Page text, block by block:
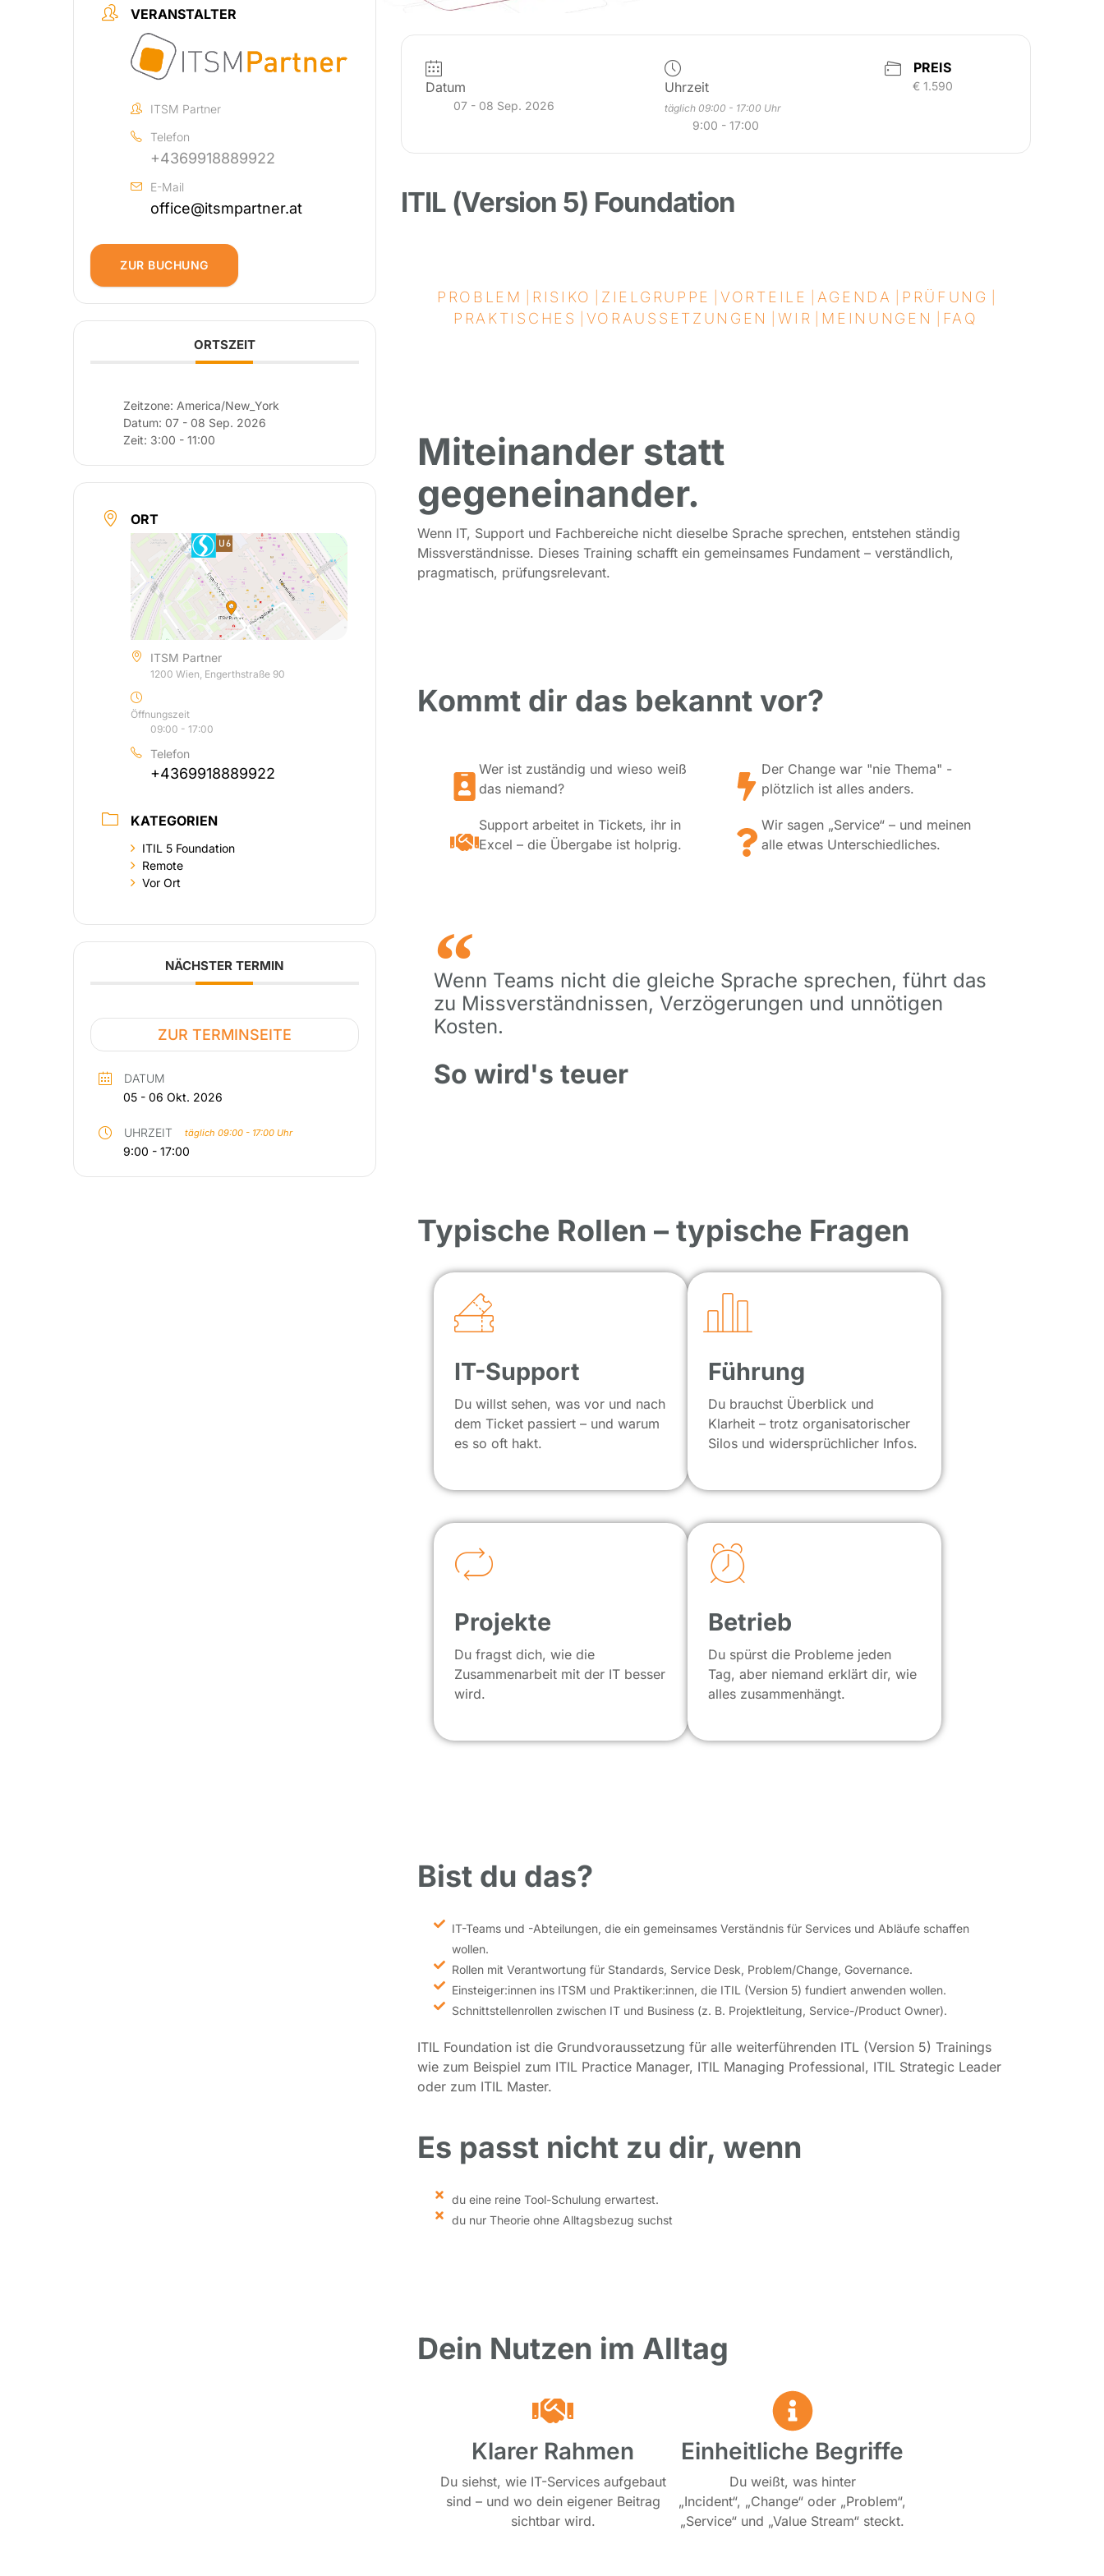
VERANSTALTER
ITSM Partner
Telefon
+4369918889922
E-Mail
office@itsmpartner.at
ZUR BUCHUNG
ORTSZEIT
Zeitzone: America/New_York
Datum: 07 - 08 Sep. 2026
Zeit: 3:00 - 11:00
ORT
ITSM Partner
1200 Wien, Engerthstraße 90
Öffnungszeit
09:00 - 17:00
Telefon
+4369918889922
KATEGORIEN
ITIL 5 Foundation
Remote
Vor Ort
NÄCHSTER TERMIN
ZUR TERMINSEITE
DATUM
05 - 06 Okt. 2026
UHRZEIT täglich 09:00 - 17:00 Uhr
9:00 - 17:00
Datum
07 - 08 Sep. 2026
Uhrzeit
täglich 09:00 - 17:00 Uhr
9:00 - 17:00
PREIS
€ 1.590
ITIL (Version 5) Foundation
PROBLEM RISIKO ZIELGRUPPE |VORTEILE AGENDA PRÜFUNG
PRAKTISCHES VORAUSSETZUNGEN |WIR MEINUNGEN FAQ
Miteinander statt
gegen­einander.
Wenn IT, Support und Fachbereiche nicht dieselbe Sprache sprechen, entstehen ständig
Missverständnisse. Dieses Training schafft ein gemeinsames Fundament – verständlich,
pragmatisch, prüfungsrelevant.
Kommt dir das bekannt vor?
Wer ist zuständig und wieso weiß
das niemand?
Support arbeitet in Tickets, ihr in
Excel – die Übergabe ist holprig.
Der Change war "nie Thema" -
plötzlich ist alles anders.
Wir sagen „Service“ – und meinen
alle etwas Unterschiedliches.
Wenn Teams nicht die gleiche Sprache sprechen, führt das
zu Missverständnissen, Verzögerungen und unnötigen
Kosten.
So wird's teuer
Typische Rollen – typische Fragen
IT-Support
Du willst sehen, was vor und nach
dem Ticket passiert – und warum
es so oft hakt.
Führung
Du brauchst Überblick und
Klarheit – trotz organisatorischer
Silos und widersprüchlicher Infos.
Projekte
Du fragst dich, wie die
Zusammenarbeit mit der IT besser
wird.
Betrieb
Du spürst die Probleme jeden
Tag, aber niemand erklärt dir, wie
alles zusammenhängt.
Bist du das?
IT-Teams und -Abteilungen, die ein gemeinsames Verständnis für Services und Abläufe schaffen
wollen.
Rollen mit Verantwortung für Standards, Service Desk, Problem/Change, Governance.
Einsteiger:innen ins ITSM und Praktiker:innen, die ITIL (Version 5) fundiert anwenden wollen.
Schnittstellenrollen zwischen IT und Business (z. B. Projektleitung, Service-/Product Owner).
ITIL Foundation ist die Grundvoraussetzung für alle weiterführenden ITL (Version 5) Trainings
wie zum Beispiel zum ITIL Practice Manager, ITIL Managing Professional, ITIL Strategic Leader
oder zum ITIL Master.
Es passt nicht zu dir, wenn
du eine reine Tool-Schulung erwartest.
du nur Theorie ohne Alltagsbezug suchst
Dein Nutzen im Alltag
Klarer Rahmen
Du siehst, wie IT-Services aufgebaut
sind – und wo dein eigener Beitrag
sichtbar wird.
Einheitliche Begriffe
Du weißt, was hinter
„Incident“, „Change“ oder „Problem“,
„Service“ und „Value Stream“ steckt.